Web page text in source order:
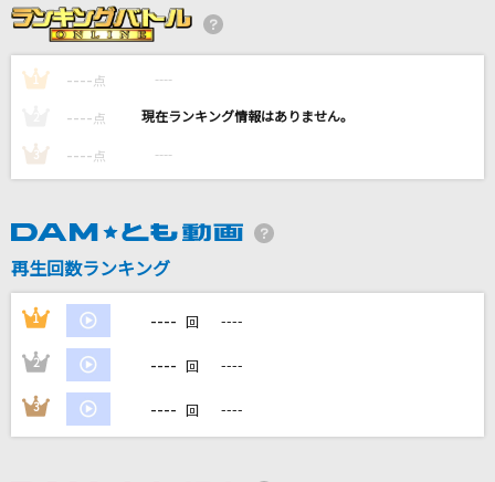
[生音]TSUNAMI
WHITE BREATH(UNDER:COVER ver.)
T.M.Revolution
GLAY
Mrs. GREEN APPLE
もっと見る
1 ---- 点 ----
---- 点 ----
3 ---- 点 ----
再生回数ランキング
1 ---- 回 ----
2 ---- 回 ----
3 ---- 回 ----